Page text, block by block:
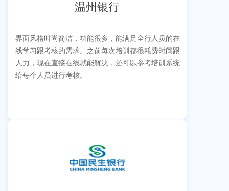
温州银行
界面风格时尚简洁，功能很多，能满足全行人员的在
线学习跟考核的需求。之前每次培训都很耗费时间跟
人力，现在直接在线就能解决，还可以参考培训系统
给每个人员进行考核。